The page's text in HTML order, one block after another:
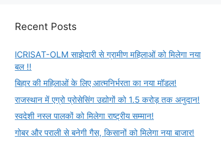
Recent Posts
ICRISAT-OLM साझेदारी से ग्रामीण महिलाओं को मिलेगा नया
बल !!
बिहार की महिलाओं के लिए आत्मनिर्भरता का नया मॉडल!
राजस्थान में एग्रो प्रोसेसिंग उद्योगों को 1.5 करोड़ तक अनुदान!
स्वदेशी नस्ल पालकों को मिलेगा राष्ट्रीय सम्मान!
गोबर और पराली से बनेगी गैस, किसानों को मिलेगा नया बाजार!